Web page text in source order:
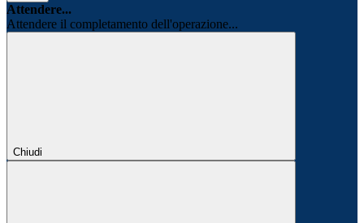
Attendere...
Attendere il completamento dell'operazione...
Chiudi